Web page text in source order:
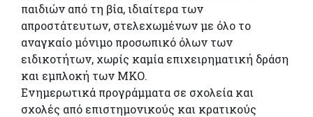
παιδιών από τη βία, ιδιαίτερα των
απροστάτευτων, στελεχωμένων με όλο το
αναγκαίο μόνιμο προσωπικό όλων των
ειδικοτήτων, χωρίς καμία επιχειρηματική δράση
και εμπλοκή των ΜΚΟ.
Ενημερωτικά προγράμματα σε σχολεία και
σχολές από επιστημονικούς και κρατικούς